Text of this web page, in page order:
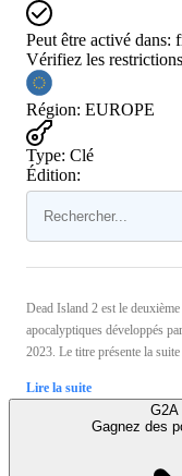
Peut être activé dans:
Vérifiez les
Région: EUROPE
Type: Clé
Édition:
Dead Island 2 est le
apocalyptiques développés
2023. Le titre présente la
Lire la suite
G2A
Gagnez des